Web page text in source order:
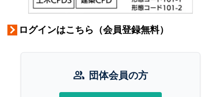
ログインはこちら（会員登録無料）
group 団体会員の方